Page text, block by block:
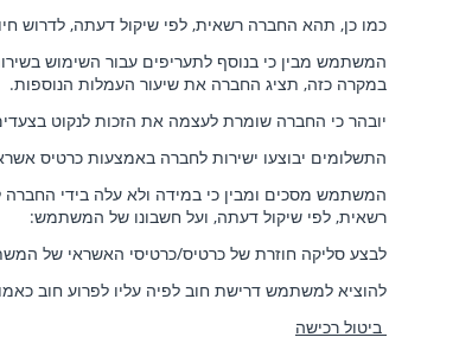
כמו כן, תהא החברה רשאית, לפי שיקול דעתה, לדרוש
המשתמש מבין כי בנוסף לתעריפים עבור השימוש
במקרה כזה, תציג החברה את שיעור העמלות
יובהר כי החברה שומרת לעצמה את הזכות לנקוט
התשלומים יבוצעו ישירות לחברה באמצעות כרטיס
המשתמש מסכים ומבין כי במידה ולא עלה בידי
רשאית, לפי שיקול דעתה, ועל חשבונו של המשתמש:
לבצע סליקה חוזרת של כרטיס/כרטיסי האשראי של
להוציא למשתמש דרישת חוב לפיה עליו לפרוע חוב
ביטול רכישה